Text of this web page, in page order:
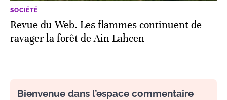
SOCIÉTÉ
Revue du Web. Les flammes continuent de
ravager la forêt de Ain Lahcen
Bienvenue dans l’espace commentaire